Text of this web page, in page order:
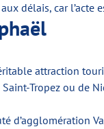
délais, car l’acte
attraction
Tropez ou de
d’agglomération